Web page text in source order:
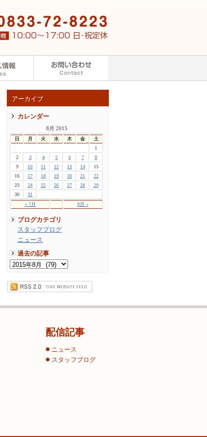
アーカイブ
カレンダー
8月 2015
日 月 火 水 木 金 土
« 7月 9月 »
1
2
3 4 5 6 7
8
9
10 11 12 13 14
15
16
17 18 19 20 21
22
23
24 25 26 27 28
29
30
31
ブログカテゴリ
スタッフブログ
ニュース
過去の記事
配信記事
ニュース
スタッフブログ